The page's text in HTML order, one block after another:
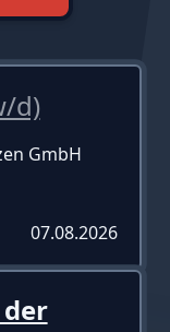
d)
GmbH
07.08.2026